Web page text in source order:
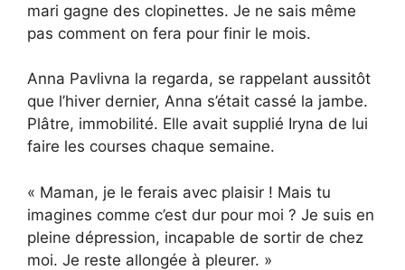
mari gagne des clopinettes. Je ne sais même
pas comment on fera pour finir le mois.
Anna Pavlivna la regarda, se rappelant aussitôt
que l’hiver dernier, Anna s’était cassé la jambe.
Plâtre, immobilité. Elle avait supplié Iryna de lui
faire les courses chaque semaine.
« Maman, je le ferais avec plaisir ! Mais tu
imagines comme c’est dur pour moi ? Je suis en
pleine dépression, incapable de sortir de chez
moi. Je reste allongée à pleurer. »